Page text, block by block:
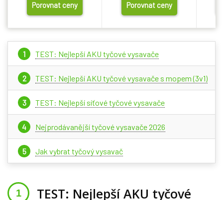
Porovnat ceny Porovnat ceny
TEST: Nejlepší AKU tyčové vysavače
TEST: Nejlepší AKU tyčové vysavače s mopem (3v1)
TEST: Nejlepší síťové tyčové vysavače
Nejprodávanější tyčové vysavače 2026
Jak vybrat tyčový vysavač
TEST: Nejlepší AKU tyčové